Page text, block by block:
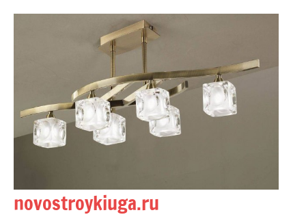
novostroykiuga.ru